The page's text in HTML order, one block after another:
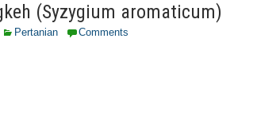
(Syzygium aromaticum)
Pertanian Comments